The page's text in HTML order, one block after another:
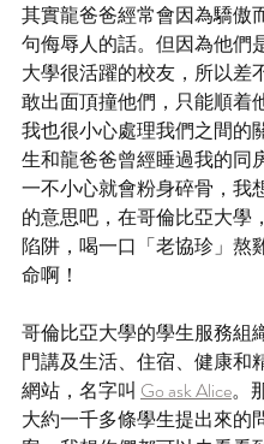
其實龍爸爸經常會因為驕傲
句侮辱人的話。但因為他們
大學很活躍的校友，所以差
敢出面頂撞他們，只能順着
我也很小心處理我們之間的
生和龍爸爸曾經睡過我的同
一不小心就會粉身碎骨，我
的意思吧，在哥倫比亞大學
陷阱，喝一口「老協珍」熬
命啊！
哥倫比亞大學的學生服務組
門講及生活、住宿、健康和
網站，名字叫 Go ask Alice。
大約一千多條學生提出來的